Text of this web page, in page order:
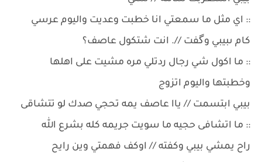
:: اي مثل ما سمعتي انا خطبت وعديت واليوم عرسي
كام ىبيبي وگفت //. انت شتكول عاصف؟
:: ما اكول شي رجال ردتلي مره مشيت على اهلها
وخطبتها واليوم اتزوج
بيبي ابتسمت // ياا عاصف يمه تحجي صدك لو تتشاقى
:: ما اتشافى حجيه ما سويت جريمه كله بشرع الله
راح يمشي بيبي وكفته // اوكف فهمتي وين رايح